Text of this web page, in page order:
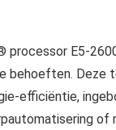
E5-
behoeften. Deze
efficiëntie,
of